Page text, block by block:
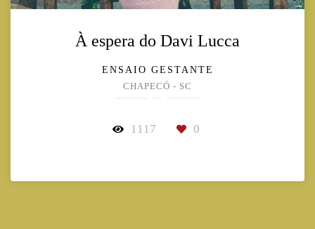
À espera do Davi Lucca
ENSAIO GESTANTE
CHAPECÓ - SC
1117 0